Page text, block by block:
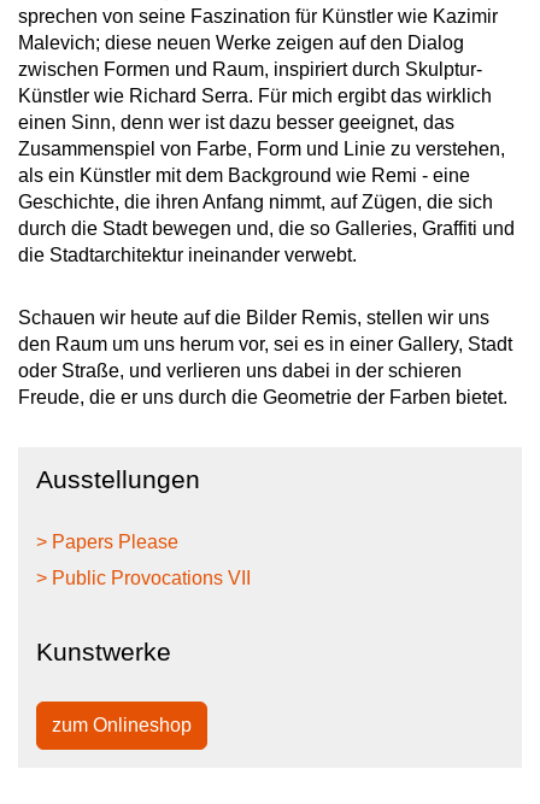
sprechen von seine Faszination für Künstler wie Kazimir
Malevich; diese neuen Werke zeigen auf den Dialog
zwischen Formen und Raum, inspiriert durch Skulptur-
Künstler wie Richard Serra. Für mich ergibt das wirklich
einen Sinn, denn wer ist dazu besser geeignet, das
Zusammenspiel von Farbe, Form und Linie zu verstehen,
als ein Künstler mit dem Background wie Remi - eine
Geschichte, die ihren Anfang nimmt, auf Zügen, die sich
durch die Stadt bewegen und, die so Galleries, Graffiti und
die Stadtarchitektur ineinander verwebt.
Schauen wir heute auf die Bilder Remis, stellen wir uns
den Raum um uns herum vor, sei es in einer Gallery, Stadt
oder Straße, und verlieren uns dabei in der schieren
Freude, die er uns durch die Geometrie der Farben bietet.
Ausstellungen
> Papers Please
> Public Provocations VII
Kunstwerke
zum Onlineshop